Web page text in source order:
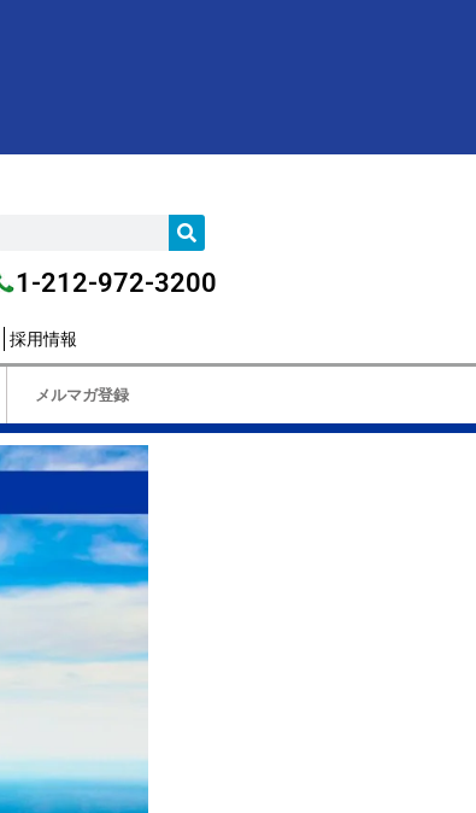
1-212-972-3200
採用情報
メルマガ登録